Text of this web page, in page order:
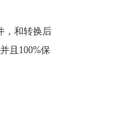
，和转换后
且100%保